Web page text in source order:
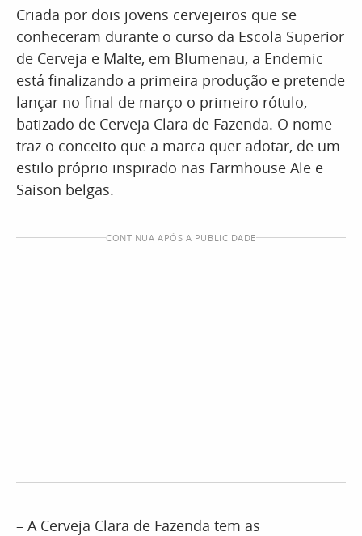
Criada por dois jovens cervejeiros que se
conheceram durante o curso da Escola Superior
de Cerveja e Malte, em Blumenau, a Endemic
está finalizando a primeira produção e pretende
lançar no final de março o primeiro rótulo,
batizado de Cerveja Clara de Fazenda. O nome
traz o conceito que a marca quer adotar, de um
estilo próprio inspirado nas Farmhouse Ale e
Saison belgas.
CONTINUA APÓS A PUBLICIDADE
– A Cerveja Clara de Fazenda tem as